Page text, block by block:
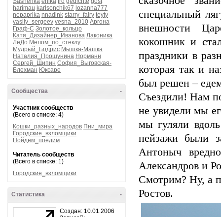
harimau karlsonchik67 lozanna777
nepaprika nnadink starry_fairy teyty
vasily_sergeev vesna_2010 Аргона
Граф-С Золотое_кольцо
Катя_Дизайнер_Иванова Лаконика
ЛеДо Мелом_по_стеклу
Мудрый_Бодрис Мышка-Машка
Наталия_Прошунина Норманн
Сергей_Щипин София_Выговская-
Блехман Юксаре
-
Сообщества
Участник сообществ
(Всего в списке: 4)
Кошки_разных_народов Пни_мира
Городские_взломщики
Пойдем_поедим
Читатель сообществ
(Всего в списке: 1)
Городские_взломщики
-
Статистика
Создан: 10.01.2006
специальный
внешности
кокошник и
праздники в
которая так и
был решен –
Съездили! Нам
не увидели мы
мы гуляли
пейзажи были
Антоныч
Александров и
Смотрим? Ну, а
Ростов.